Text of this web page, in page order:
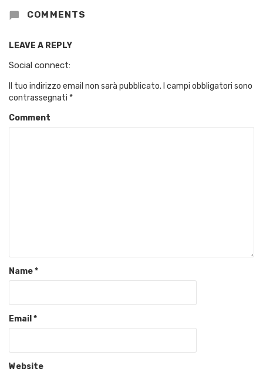
COMMENTS
LEAVE A REPLY
Social connect:
Il tuo indirizzo email non sarà pubblicato. I campi obbligatori sono
contrassegnati *
Comment
Name*
Email *
Website